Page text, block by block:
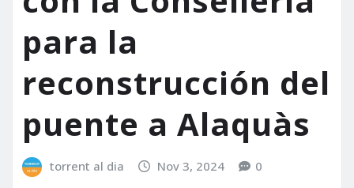
para la
reconstrucción del
puente a Alaquàs
torrent al dia Nov 3, 2024 0